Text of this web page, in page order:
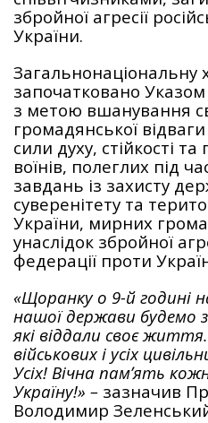
збройної агресії
України.
Загальнонаціональну
започатковано
з метою вшанування
громадянської відваги
сили духу, стійкості
воїнів, полеглих під
завдань із захисту
суверенітету та
України, мирних
унаслідок збройної
федерації проти
«Щоранку о 9-й годині
нашої держави будемо
які віддали своє
військових і усіх
Усіх! Вічна памʼять
Україну!» – зазначив
Володимир